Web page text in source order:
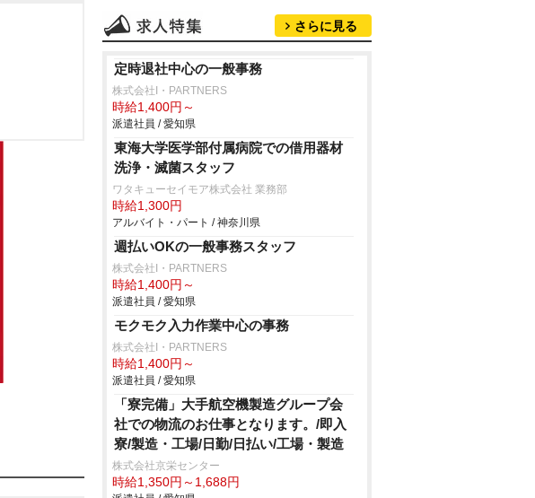
さらに見る
定時退社中心の一般事務
株式会社I・PARTNERS
時給1,400円～
派遣社員 / 愛知県
東海大学医学部付属病院での借用器材
洗浄・滅菌スタッフ
ワタキューセイモア株式会社 業務部
時給1,300円
アルバイト・パート / 神奈川県
週払いOKの一般事務スタッフ
株式会社I・PARTNERS
時給1,400円～
派遣社員 / 愛知県
モクモク入力作業中心の事務
株式会社I・PARTNERS
時給1,400円～
派遣社員 / 愛知県
「寮完備」大手航空機製造グループ会
社での物流のお仕事となります。/即入
寮/製造・工場/日勤/日払い/工場・製造
株式会社京栄センター
時給1,350円～1,688円